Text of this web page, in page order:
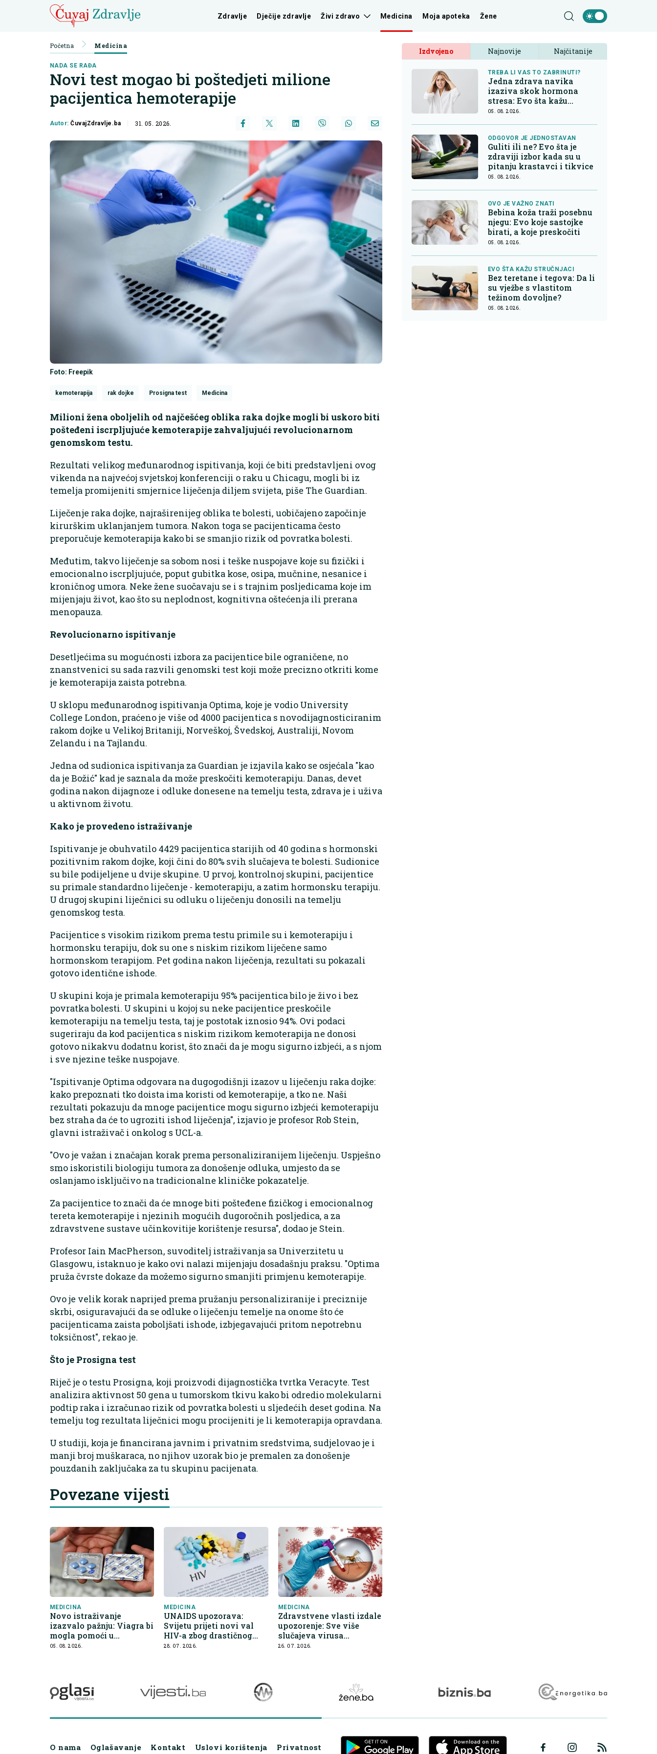
Zdravlje Dječije zdravlje Živi zdravo Medicina Moja apoteka Žene
Početna Medicina
NADA SE RAĐA
Novi test mogao bi poštedjeti milione
pacijentica hemoterapije
Autor:ČuvajZdravlje.ba 31. 05. 2026.
Foto: Freepik
kemoterapija rak dojke Prosigna test Medicina
Milioni žena oboljelih od najčešćeg oblika raka dojke mogli bi uskoro biti
pošteđeni iscrpljujuće kemoterapije zahvaljujući revolucionarnom
genomskom testu.
Rezultati velikog međunarodnog ispitivanja, koji će biti predstavljeni ovog
vikenda na najvećoj svjetskoj konferenciji o raku u Chicagu, mogli bi iz
temelja promijeniti smjernice liječenja diljem svijeta, piše The Guardian.
Liječenje raka dojke, najraširenijeg oblika te bolesti, uobičajeno započinje
kirurškim uklanjanjem tumora. Nakon toga se pacijenticama često
preporučuje kemoterapija kako bi se smanjio rizik od povratka bolesti.
Međutim, takvo liječenje sa sobom nosi i teške nuspojave koje su fizički i
emocionalno iscrpljujuće, poput gubitka kose, osipa, mučnine, nesanice i
kroničnog umora. Neke žene suočavaju se i s trajnim posljedicama koje im
mijenjaju život, kao što su neplodnost, kognitivna oštećenja ili prerana
menopauza.
Revolucionarno ispitivanje
Desetljećima su mogućnosti izbora za pacijentice bile ograničene, no
znanstvenici su sada razvili genomski test koji može precizno otkriti kome
je kemoterapija zaista potrebna.
U sklopu međunarodnog ispitivanja Optima, koje je vodio University
College London, praćeno je više od 4000 pacijentica s novodijagnosticiranim
rakom dojke u Velikoj Britaniji, Norveškoj, Švedskoj, Australiji, Novom
Zelandu i na Tajlandu.
Jedna od sudionica ispitivanja za Guardian je izjavila kako se osjećala "kao
da je Božić" kad je saznala da može preskočiti kemoterapiju. Danas, devet
godina nakon dijagnoze i odluke donesene na temelju testa, zdrava je i uživa
u aktivnom životu.
Kako je provedeno istraživanje
Ispitivanje je obuhvatilo 4429 pacijentica starijih od 40 godina s hormonski
pozitivnim rakom dojke, koji čini do 80% svih slučajeva te bolesti. Sudionice
su bile podijeljene u dvije skupine. U prvoj, kontrolnoj skupini, pacijentice
su primale standardno liječenje - kemoterapiju, a zatim hormonsku terapiju.
U drugoj skupini liječnici su odluku o liječenju donosili na temelju
genomskog testa.
Pacijentice s visokim rizikom prema testu primile su i kemoterapiju i
hormonsku terapiju, dok su one s niskim rizikom liječene samo
hormonskom terapijom. Pet godina nakon liječenja, rezultati su pokazali
gotovo identične ishode.
U skupini koja je primala kemoterapiju 95% pacijentica bilo je živo i bez
povratka bolesti. U skupini u kojoj su neke pacijentice preskočile
kemoterapiju na temelju testa, taj je postotak iznosio 94%. Ovi podaci
sugeriraju da kod pacijentica s niskim rizikom kemoterapija ne donosi
gotovo nikakvu dodatnu korist, što znači da je mogu sigurno izbjeći, a s njom
i sve njezine teške nuspojave.
"Ispitivanje Optima odgovara na dugogodišnji izazov u liječenju raka dojke:
kako prepoznati tko doista ima koristi od kemoterapije, a tko ne. Naši
rezultati pokazuju da mnoge pacijentice mogu sigurno izbjeći kemoterapiju
bez straha da će to ugroziti ishod liječenja", izjavio je profesor Rob Stein,
glavni istraživač i onkolog s UCL-a.
"Ovo je važan i značajan korak prema personaliziranijem liječenju. Uspješno
smo iskoristili biologiju tumora za donošenje odluka, umjesto da se
oslanjamo isključivo na tradicionalne kliničke pokazatelje.
Za pacijentice to znači da će mnoge biti pošteđene fizičkog i emocionalnog
tereta kemoterapije i njezinih mogućih dugoročnih posljedica, a za
zdravstvene sustave učinkovitije korištenje resursa", dodao je Stein.
Profesor Iain MacPherson, suvoditelj istraživanja sa Univerzitetu u
Glasgowu, istaknuo je kako ovi nalazi mijenjaju dosadašnju praksu. "Optima
pruža čvrste dokaze da možemo sigurno smanjiti primjenu kemoterapije.
Ovo je velik korak naprijed prema pružanju personaliziranije i preciznije
skrbi, osiguravajući da se odluke o liječenju temelje na onome što će
pacijenticama zaista poboljšati ishode, izbjegavajući pritom nepotrebnu
toksičnost", rekao je.
Što je Prosigna test
Riječ je o testu Prosigna, koji proizvodi dijagnostička tvrtka Veracyte. Test
analizira aktivnost 50 gena u tumorskom tkivu kako bi odredio molekularni
podtip raka i izračunao rizik od povratka bolesti u sljedećih deset godina. Na
temelju tog rezultata liječnici mogu procijeniti je li kemoterapija opravdana.
U studiji, koja je financirana javnim i privatnim sredstvima, sudjelovao je i
manji broj muškaraca, no njihov uzorak bio je premalen za donošenje
pouzdanih zaključaka za tu skupinu pacijenata.
Povezane vijesti
MEDICINA
Novo istraživanje
izazvalo pažnju: Viagra bi
mogla pomoći u
sprečavanju širenja raka
05. 08. 2026.
MEDICINA
UNAIDS upozorava:
Svijetu prijeti novi val
HIV-a zbog drastičnog
pada finansiranja
28. 07. 2026.
MEDICINA
Zdravstvene vlasti izdale
upozorenje: Sve više
slučajeva virusa
Zapadnog Nila u Grčkoj
26. 07. 2026.
Izdvojeno Najnovije Najčitanije
TREBA LI VAS TO ZABRINUTI?
Jedna zdrava navika
izaziva skok hormona
stresa: Evo šta kažu
endokrinolozi
05. 08. 2026.
ODGOVOR JE JEDNOSTAVAN
Guliti ili ne? Evo šta je
zdraviji izbor kada su u
pitanju krastavci i tikvice
05. 08. 2026.
OVO JE VAŽNO ZNATI
Bebina koža traži posebnu
njegu: Evo koje sastojke
birati, a koje preskočiti
05. 08. 2026.
EVO ŠTA KAŽU STRUČNJACI
Bez teretane i tegova: Da li
su vježbe s vlastitom
težinom dovoljne?
05. 08. 2026.
O nama Oglašavanje Kontakt Uslovi korištenja Privatnost